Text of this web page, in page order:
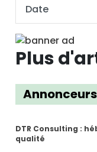
Plus
Annonceurs
DTR Consulting :
qualité